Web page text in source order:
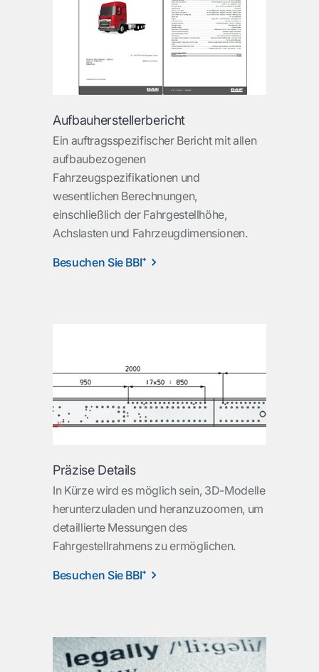
Aufbauherstellerbericht
Ein auftragsspezifischer Bericht mit allen
aufbaubezogenen
Fahrzeugspezifikationen und
wesentlichen Berechnungen,
einschließlich der Fahrgestellhöhe,
Achslasten und Fahrzeugdimensionen.
Besuchen Sie BBI⁺
Präzise Details
In Kürze wird es möglich sein, 3D-Modelle
herunterzuladen und heranzuzoomen, um
detaillierte Messungen des
Fahrgestellrahmens zu ermöglichen.
Besuchen Sie BBI⁺